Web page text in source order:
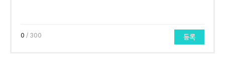
0 / 300 등록